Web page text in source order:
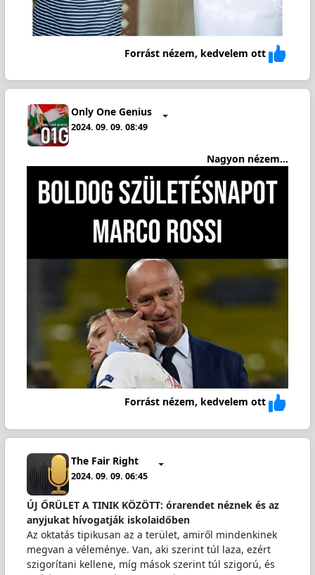
Forrást nézem, kedvelem ott
Only One Genius
2024. 09. 09. 08:49
Nagyon nézem...
Forrást nézem, kedvelem ott
The Fair Right
2024. 09. 09. 06:45
ÚJ ŐRÜLET A TINIK KÖZÖTT: órarendet néznek és az
anyjukat hívogatják iskolaidőben
Az oktatás tipikusan az a terület, amiről mindenkinek
megvan a véleménye. Van, aki szerint túl laza, ezért
szigorítani kellene, míg mások szerint túl szigorú, és